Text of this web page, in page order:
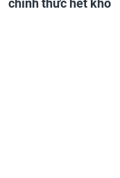
chính thức hết khổ